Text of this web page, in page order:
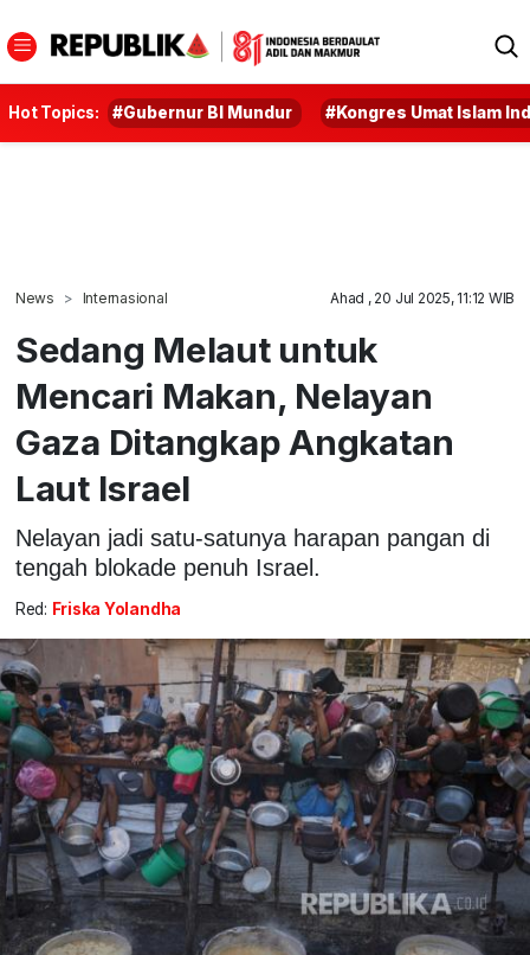
Hot Topics: #Gubernur BI Mundur #Kongres Umat Islam
News Internasional Ahad , 20 Jul 2025, 11:12 WIB
Sedang Melaut untuk
Mencari Makan, Nelayan
Gaza Ditangkap Angkatan
Laut Israel
Nelayan jadi satu-satunya harapan pangan di
tengah blokade penuh Israel.
Red: Friska Yolandha